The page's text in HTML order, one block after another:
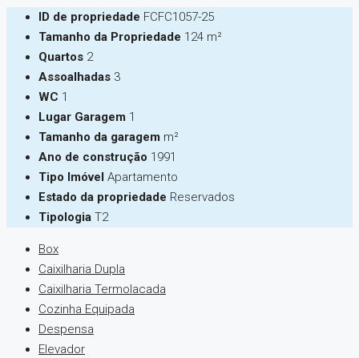
ID de propriedade FCFC1057-25
Tamanho da Propriedade 124 m²
Quartos 2
Assoalhadas 3
WC 1
Lugar Garagem 1
Tamanho da garagem m²
Ano de construção 1991
Tipo Imóvel Apartamento
Estado da propriedade Reservados
Tipologia T2
Box
Caixilharia Dupla
Caixilharia Termolacada
Cozinha Equipada
Despensa
Elevador